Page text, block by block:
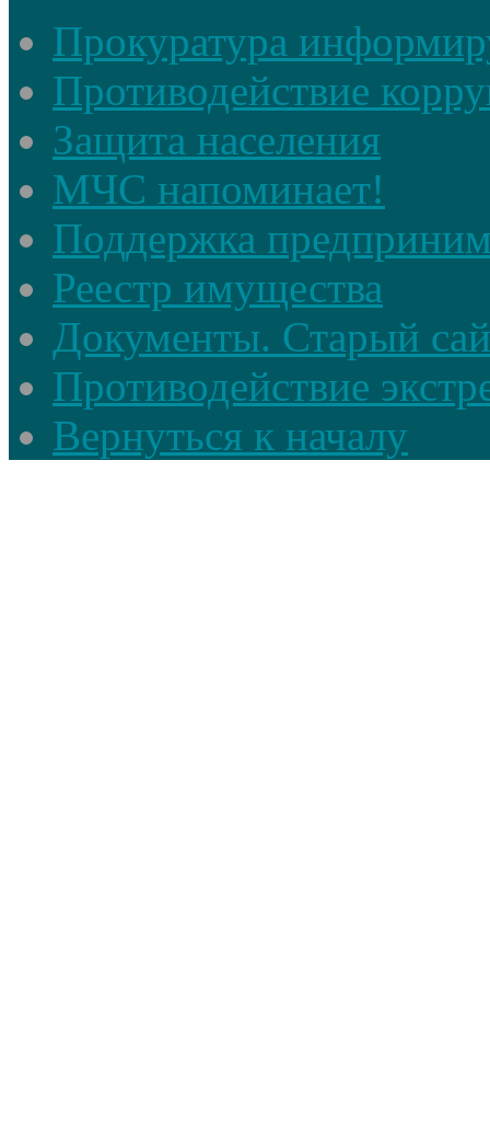
Прокуратура
Противодействие
Защита населения
МЧС напоминает!
Поддержка
Реестр имущества
Документы. Старый
Противодействие
Вернуться к началу